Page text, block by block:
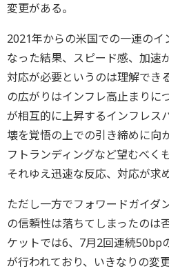
変更がある。
2021年からの米国での一連の
なった結果、スピード感、加速
対応が必要というのは理解でき
の広がりはインフレ高止まりに
が相互的に上昇するインフレス
壊を覚悟の上での引き締めに向
フトランディングなど望むべく
それゆえ迅速な反応、対応が求
ただし一方でフォワードガイダ
の信頼性は落ちてしまったのは
ケットでは6、7月2回連続50bp
が行われており、いきなりの変